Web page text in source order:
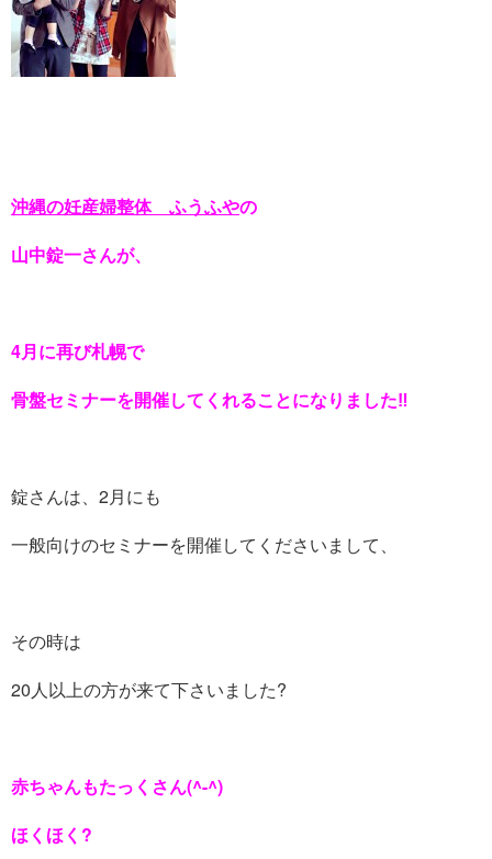
沖縄の妊産婦整体 ふうふやの
山中錠一さんが、
4月に再び札幌で
骨盤セミナーを開催してくれることになりました‼️
錠さんは、2月にも
一般向けのセミナーを開催してくださいまして、
その時は
20人以上の方が来て下さいました?
赤ちゃんもたっくさん(^-^)
ほくほく?